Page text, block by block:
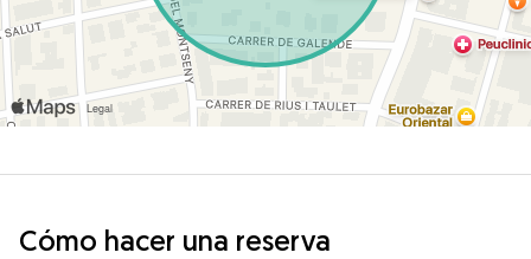
Cómo hacer una reserva